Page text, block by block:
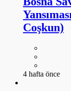
Coşkun)
4 hafta önce